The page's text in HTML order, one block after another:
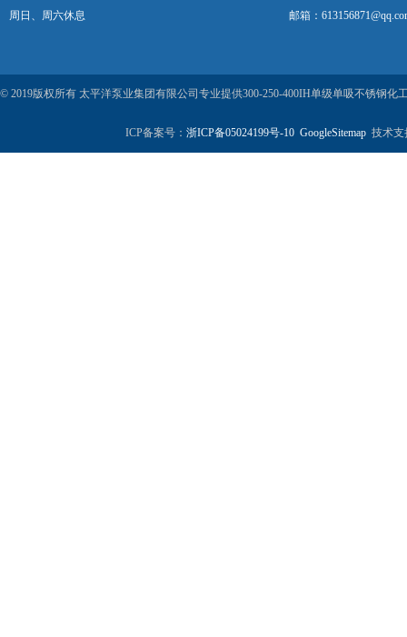
周日、周六休息 邮箱：
© 2019版权所有 太平洋泵业集团有限公司专业提供300-250-400IH单级单吸不锈钢化
ICP备案号： 浙ICP备05024199号-10 GoogleSitemap技术支